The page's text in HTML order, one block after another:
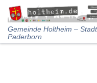
Skip to content
Gemeinde Holtheim –
Paderborn